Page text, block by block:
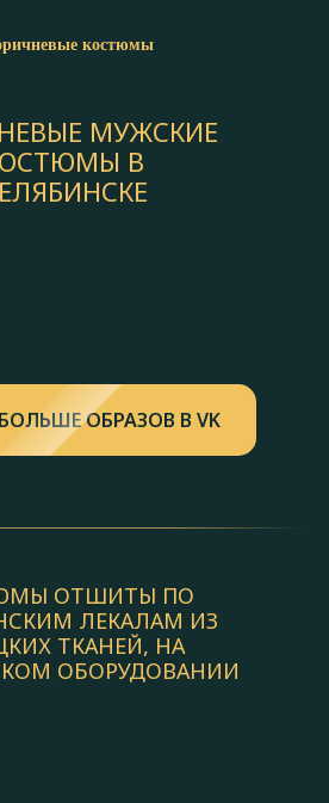
костюмы
МУЖСКИЕ
В
ОБРАЗОВ В VK
ОТШИТЫ ПО
ЛЕКАЛАМ ИЗ
ТКАНЕЙ, НА
ОБОРУДОВАНИИ